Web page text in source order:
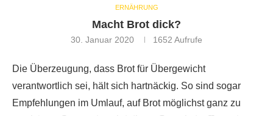
ERNÄHRUNG
Macht Brot dick?
30. Januar 2020 1652 Aufrufe
Die Überzeugung, dass Brot für Übergewicht
verantwortlich sei, hält sich hartnäckig. So sind sogar
Empfehlungen im Umlauf, auf Brot möglichst ganz zu